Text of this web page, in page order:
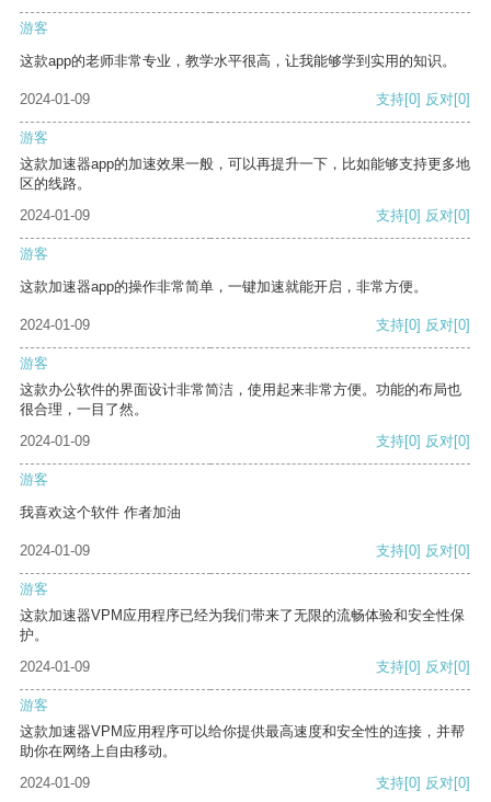
游客
这款app的老师非常专业，教学水平很高，让我能够学到实用的知识。
2024-01-09 支持[0] 反对[0]
游客
这款加速器app的加速效果一般，可以再提升一下，比如能够支持更多地
区的线路。
2024-01-09
支持[0] 反对[0]
游客
这款加速器app的操作非常简单，一键加速就能开启，非常方便。
2024-01-09 支持[0] 反对[0]
游客
这款办公软件的界面设计非常简洁，使用起来非常方便。功能的布局也
很合理，一目了然。
2024-01-09
支持[0] 反对[0]
游客
我喜欢这个软件 作者加油
2024-01-09 支持[0] 反对[0]
游客
这款加速器VPM应用程序已经为我们带来了无限的流畅体验和安全性保
护。
2024-01-09
支持[0] 反对[0]
游客
这款加速器VPM应用程序可以给你提供最高速度和安全性的连接，并帮
助你在网络上自由移动。
2024-01-09
支持[0] 反对[0]